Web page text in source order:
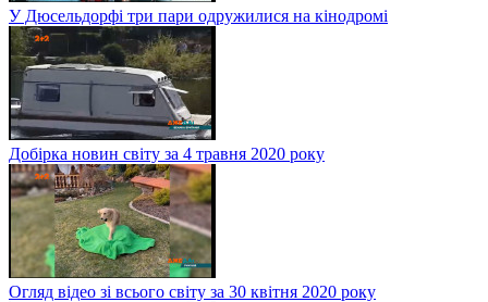
У Дюсельдорфі три пари одружилися на кінодромі
Добірка новин світу за 4 травня 2020 року
Огляд відео зі всього світу за 30 квітня 2020 року